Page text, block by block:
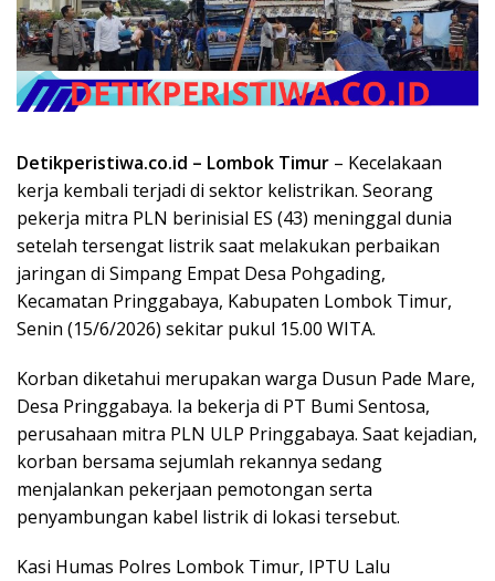
Detikperistiwa.co.id – Lombok Timur – Kecelakaan
kerja kembali terjadi di sektor kelistrikan. Seorang
pekerja mitra PLN berinisial ES (43) meninggal dunia
setelah tersengat listrik saat melakukan perbaikan
jaringan di Simpang Empat Desa Pohgading,
Kecamatan Pringgabaya, Kabupaten Lombok Timur,
Senin (15/6/2026) sekitar pukul 15.00 WITA.
Korban diketahui merupakan warga Dusun Pade Mare,
Desa Pringgabaya. Ia bekerja di PT Bumi Sentosa,
perusahaan mitra PLN ULP Pringgabaya. Saat kejadian,
korban bersama sejumlah rekannya sedang
menjalankan pekerjaan pemotongan serta
penyambungan kabel listrik di lokasi tersebut.
Kasi Humas Polres Lombok Timur, IPTU Lalu